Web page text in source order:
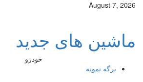
August 7, 2026
ماشین های جدید
خودرو
برگه نمونه